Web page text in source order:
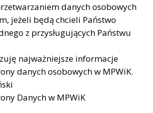
danych osobowych
jeżeli będą chcieli Państwo
z przysługujących Państwu
najważniejsze informacje
danych osobowych w MPWiK.
Danych w MPWiK